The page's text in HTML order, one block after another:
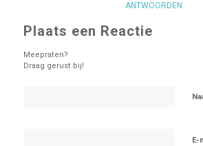
ANTWOORDEN
Plaats een Reactie
Meepraten?
Draag gerust bij!
E-